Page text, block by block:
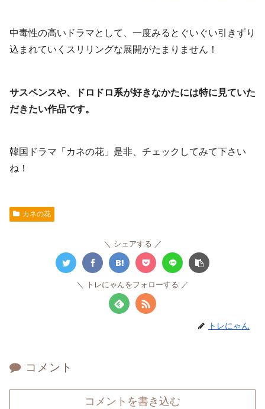
中毒性の高いドラマとして、一度みるとぐいぐい引きずり
込まれていくスリリングな展開がたまりません！
サスペンスや、ドロドロ系が好きなかたには特に見ていた
だきたい作品です。
韓国ドラマ「カネの花」是非、チェックしてみて下さい
ね！
カネの花
シェアする
トレにゃんをフォローする
トレにゃん
コメント
コメントを書き込む